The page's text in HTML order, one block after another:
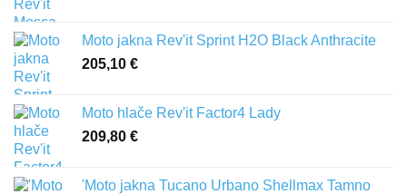
Moto jakna Rev'it Sprint H2O Black Anthracite
205,10 €
Moto hlače Rev'it Factor4 Lady
209,80 €
'Moto jakna Tucano Urbano Shellmax Tamno